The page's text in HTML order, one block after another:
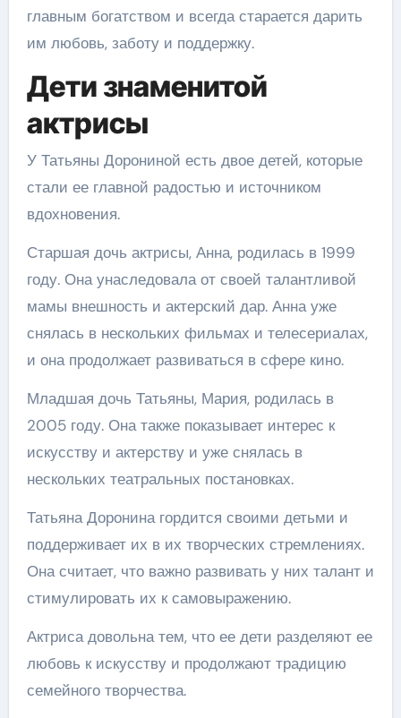
главным богатством и всегда старается дарить
им любовь, заботу и поддержку.
Дети знаменитой
актрисы
У Татьяны Дорониной есть двое детей, которые
стали ее главной радостью и источником
вдохновения.
Старшая дочь актрисы, Анна, родилась в 1999
году. Она унаследовала от своей талантливой
мамы внешность и актерский дар. Анна уже
снялась в нескольких фильмах и телесериалах,
и она продолжает развиваться в сфере кино.
Младшая дочь Татьяны, Мария, родилась в
2005 году. Она также показывает интерес к
искусству и актерству и уже снялась в
нескольких театральных постановках.
Татьяна Доронина гордится своими детьми и
поддерживает их в их творческих стремлениях.
Она считает, что важно развивать у них талант и
стимулировать их к самовыражению.
Актриса довольна тем, что ее дети разделяют ее
любовь к искусству и продолжают традицию
семейного творчества.